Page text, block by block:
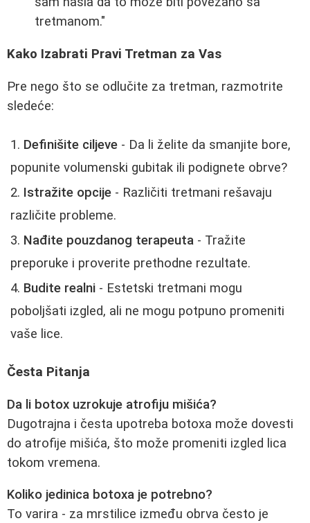
tretmanom."
Kako Izabrati Pravi Tretman za Vas
Pre nego što se odlučite za tretman, razmotrite
sledeće:
Definišite ciljeve - Da li želite da smanjite bore,
popunite volumenski gubitak ili podignete obrve?
Istražite opcije - Različiti tretmani rešavaju
različite probleme.
Nađite pouzdanog terapeuta - Tražite
preporuke i proverite prethodne rezultate.
Budite realni - Estetski tretmani mogu
poboljšati izgled, ali ne mogu potpuno promeniti
vaše lice.
Česta Pitanja
Da li botox uzrokuje atrofiju mišića?
Dugotrajna i česta upotreba botoxa može dovesti
do atrofije mišića, što može promeniti izgled lica
tokom vremena.
Koliko jedinica botoxa je potrebno?
To varira - za mrstilice između obrva često je